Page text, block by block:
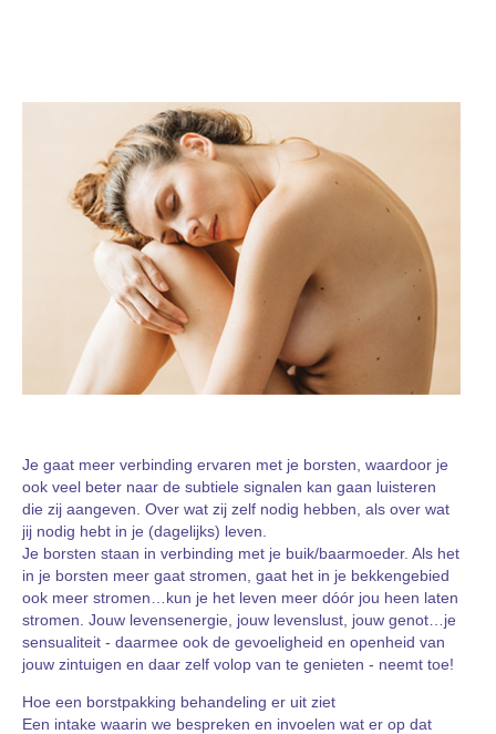
Je gaat meer verbinding ervaren met je borsten, waardoor je
ook veel beter naar de subtiele signalen kan gaan luisteren
die zij aangeven. Over wat zij zelf nodig hebben, als over wat
jij nodig hebt in je (dagelijks) leven.
Je borsten staan in verbinding met je buik/baarmoeder. Als het
in je borsten meer gaat stromen, gaat het in je bekkengebied
ook meer stromen…kun je het leven meer dóór jou heen laten
stromen. Jouw levensenergie, jouw levenslust, jouw genot…je
sensualiteit - daarmee ook de gevoeligheid en openheid van
jouw zintuigen en daar zelf volop van te genieten - neemt toe!
Hoe een borstpakking behandeling er uit ziet
Een intake waarin we bespreken en invoelen wat er op dat